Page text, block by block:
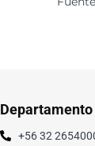
+56 32